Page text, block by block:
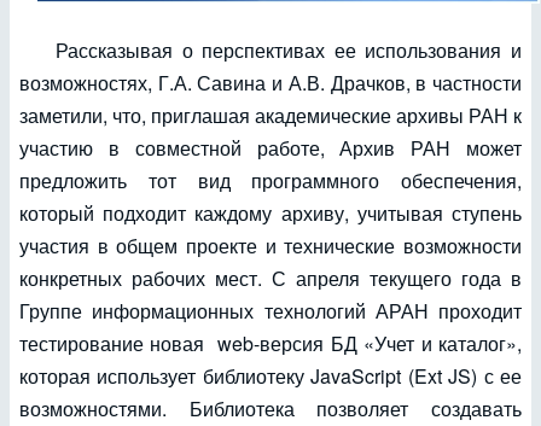
Рассказывая о перспективах ее использования и
возможностях, Г.А. Савина и А.В. Драчков, в частности
заметили, что, приглашая академические архивы РАН к
участию в совместной работе, Архив РАН может
предложить тот вид программного обеспечения,
который подходит каждому архиву, учитывая ступень
участия в общем проекте и технические возможности
конкретных рабочих мест. С апреля текущего года в
Группе информационных технологий АРАН проходит
тестирование новая web-версия БД «Учет и каталог»,
которая использует библиотеку JavaScript (Ext JS) с ее
возможностями. Библиотека позволяет создавать